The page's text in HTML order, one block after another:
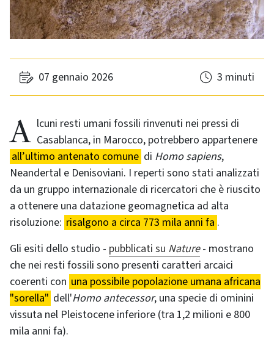
07 gennaio 2026 3 minuti
Alcuni resti umani fossili rinvenuti nei pressi di Casablanca, in Marocco, potrebbero appartenere
all’ultimo antenato comune di Homo sapiens,
Neandertal e Denisoviani. I reperti sono stati analizzati
da un gruppo internazionale di ricercatori che è riuscito
a ottenere una datazione geomagnetica ad alta
risoluzione: risalgono a circa 773 mila anni fa .
Gli esiti dello studio - pubblicati su Nature - mostrano
che nei resti fossili sono presenti caratteri arcaici
coerenti con una possibile popolazione umana africana
"sorella" dell'Homo antecessor, una specie di ominini
vissuta nel Pleistocene inferiore (tra 1,2 milioni e 800
mila anni fa).